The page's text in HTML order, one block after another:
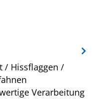
/ Hissflaggen /
Verarbeitung